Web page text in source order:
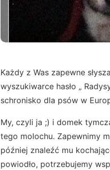
Każdy z Was zapewne
wyszukiwarce hasło „
schronisko dla psów w
My, czyli ja ;) i domek
tego molochu. Zapewnimy
później znaleźć mu
powiodło, potrzebujemy